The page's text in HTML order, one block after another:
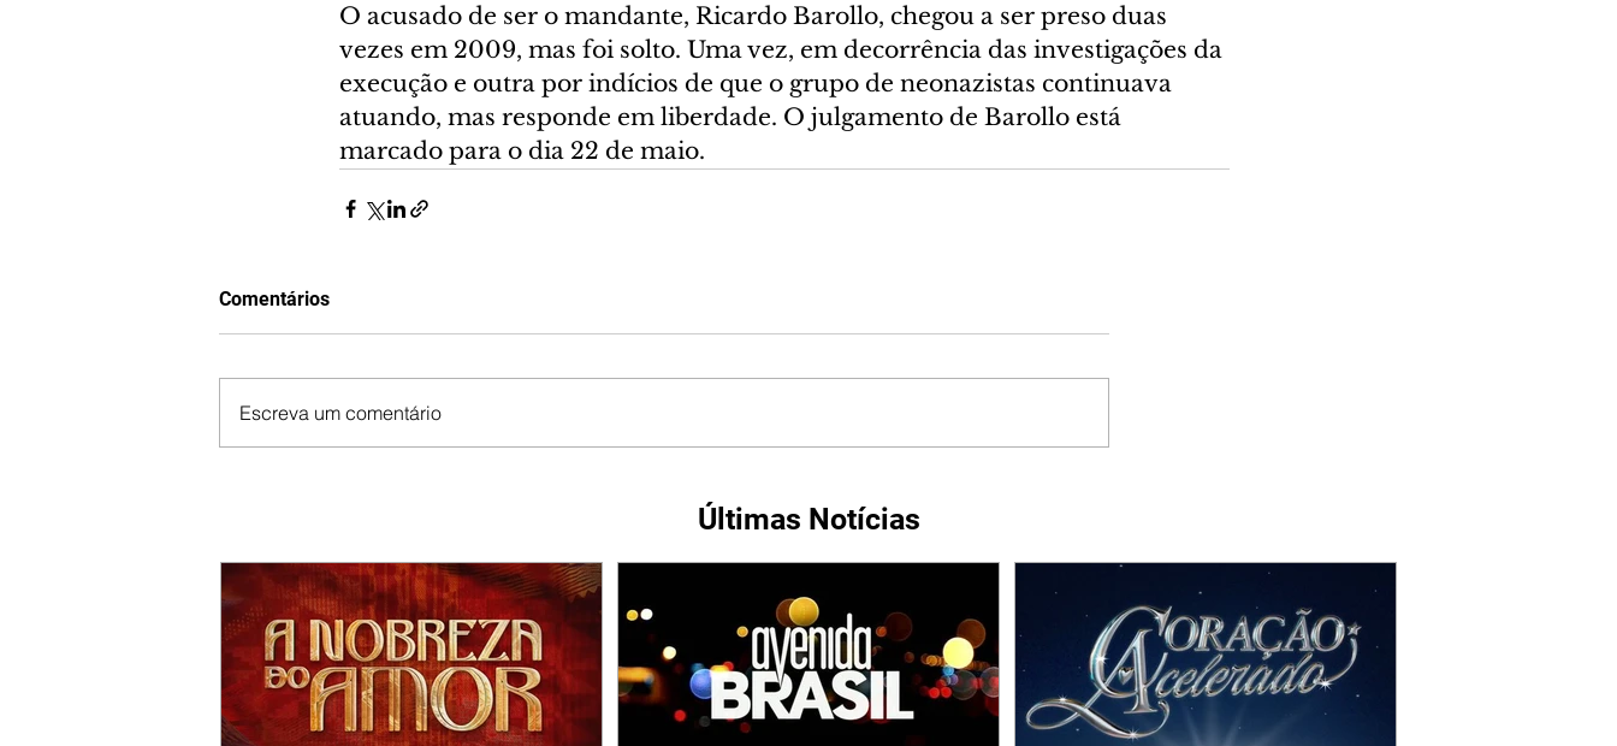
O acusado de ser o mandante, Ricardo Barollo, chegou a ser preso duas
vezes em 2009, mas foi solto. Uma vez, em decorrência das investigações da
execução e outra por indícios de que o grupo de neonazistas continuava
atuando, mas responde em liberdade. O julgamento de Barollo está
marcado para o dia 22 de maio.
Comentários
Escreva um comentário
Últimas Notícias